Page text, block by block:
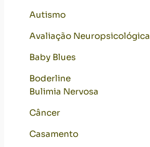
Autismo
Avaliação Neuropsicológica
Baby Blues
Boderline
Bulimia Nervosa
Câncer
Casamento